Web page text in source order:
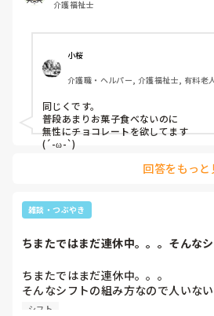
介護福祉士
小桜
介護職・ヘルパー, 介護福祉士, 有料老
同じくです。
普段あまりお菓子食べないのに
無性にチョコレートを欲してます
(´-ω-`)
回答をもっと
雑談・つぶやき
ちまたではまだ連休中。。。そんな
ちまたではまだ連休中。。。
そんなシフトの組み方なので人いな
とにかく頑張るしかない💪🏽
シフト